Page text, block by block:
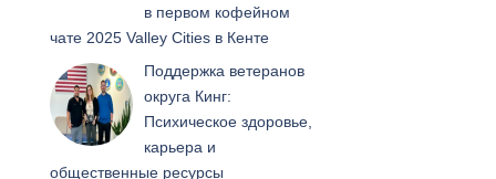
в первом кофейном
чате 2025 Valley Cities в Кенте
Поддержка ветеранов
округа Кинг:
Психическое здоровье,
карьера и
общественные ресурсы